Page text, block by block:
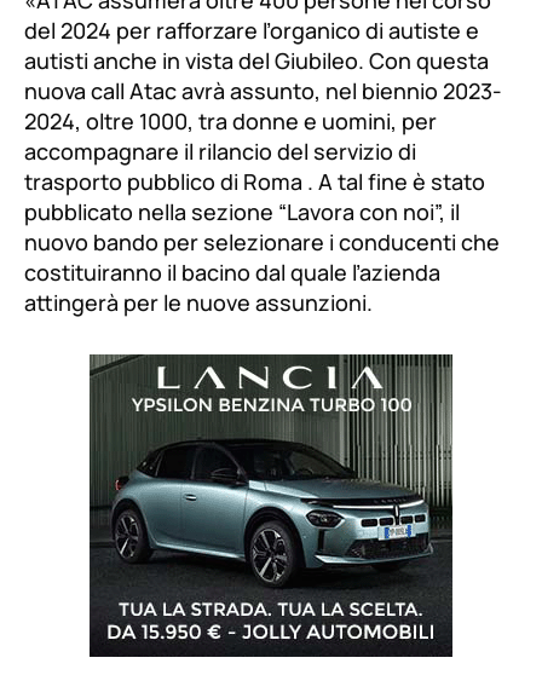
del 2024 per rafforzare l’organico di autiste e
autisti anche in vista del Giubileo. Con questa
nuova call Atac avrà assunto, nel biennio 2023-
2024, oltre 1000, tra donne e uomini, per
accompagnare il rilancio del servizio di
trasporto pubblico di Roma . A tal fine è stato
pubblicato nella sezione “Lavora con noi”, il
nuovo bando per selezionare i conducenti che
costituiranno il bacino dal quale l’azienda
attingerà per le nuove assunzioni.